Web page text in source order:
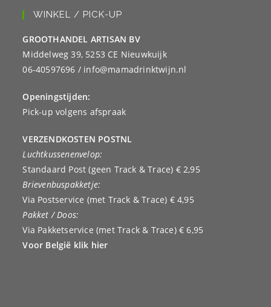
WINKEL / PICK-UP
GROOTHANDEL ARTISAN BV
Middelweg 39, 5253 CE Nieuwkuijk
06-40597696 / info@mamadrinktwijn.nl
Openingstijden:
Pick-up volgens afspraak
VERZENDKOSTEN POSTNL
Luchtkussenenvelop:
Standaard Post (geen Track & Trace) € 2,95
Brievenbuspakketje:
Via Postservice (met Track & Trace) € 4,95
Pakket / Doos:
Via Pakketservice (met Track & Trace) € 6,95
Voor België klik hier